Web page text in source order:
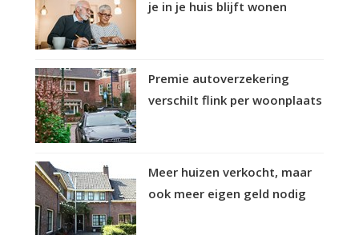
je in je huis blijft wonen
Premie autoverzekering
verschilt flink per woonplaats
Meer huizen verkocht, maar
ook meer eigen geld nodig